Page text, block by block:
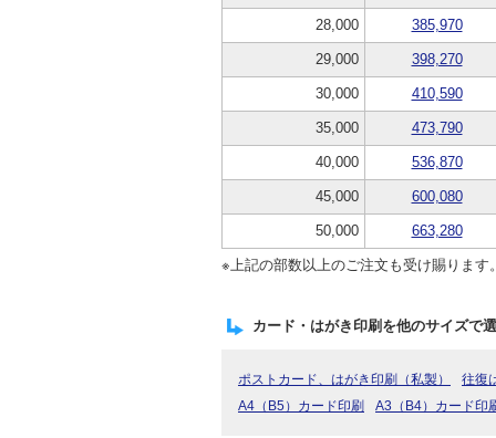
28,000 385,970
29,000 398,270
30,000 410,590
35,000 473,790
40,000 536,870
45,000 600,080
50,000 663,280
※上記の部数以上のご注文も受け賜ります
カード・はがき印刷を他のサイズで
ポストカード、はがき印刷（私製）
往復
A4（B5）カード印刷
A3（B4）カード印